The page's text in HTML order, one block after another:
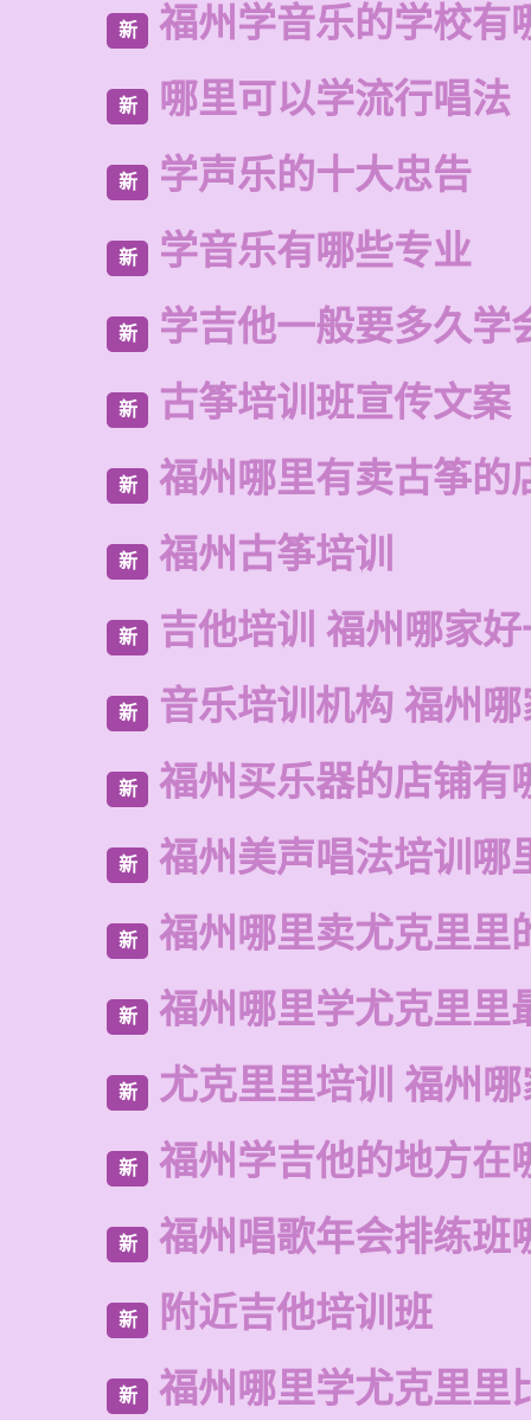
新 福州学音乐的学校有
新 哪里可以学流行唱法
新 学声乐的十大忠告
新 学音乐有哪些专业
新 学吉他一般要多久学
新 古筝培训班宣传文案
新 福州哪里有卖古筝的
新 福州古筝培训
新 吉他培训 福州哪家
新 音乐培训机构 福州
新 福州买乐器的店铺有
新 福州美声唱法培训哪
新 福州哪里卖尤克里里
新 福州哪里学尤克里里
新 尤克里里培训 福州
新 福州学吉他的地方在
新 福州唱歌年会排练班
新 附近吉他培训班
新 福州哪里学尤克里里